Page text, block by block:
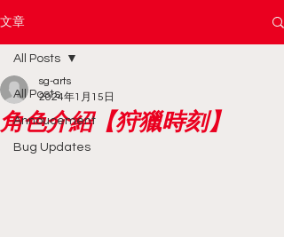
文章
All Posts
Annoucement
Bug Updates
All Posts
角色介紹【狩獵時刻】
sg-arts
2024年1月15日